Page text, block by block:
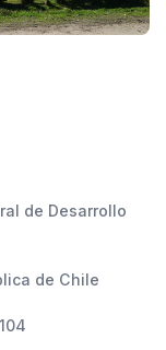
de Desarrollo
de Chile